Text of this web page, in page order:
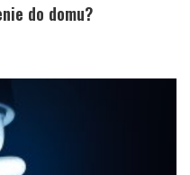
do domu?